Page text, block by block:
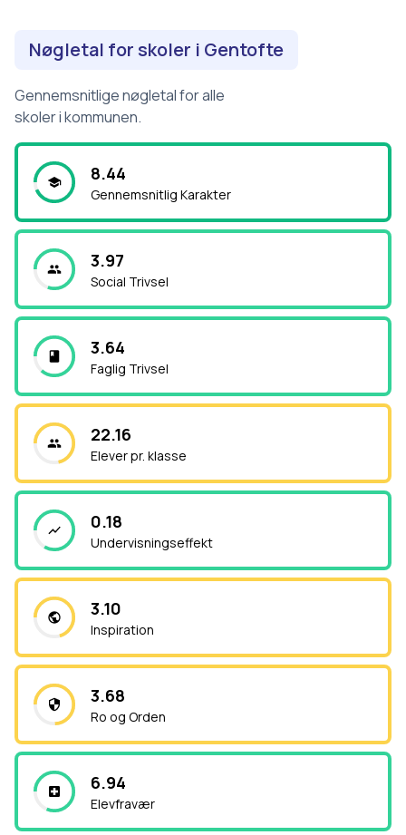
Nøgletal for skoler i Gentofte
Gennemsnitlige nøgletal for alle
skoler i kommunen.
8.44
Gennemsnitlig Karakter
3.97
Social Trivsel
3.64
Faglig Trivsel
22.16
Elever pr. klasse
0.18
Undervisningseffekt
3.10
Inspiration
3.68
Ro og Orden
6.94
Elevfravær